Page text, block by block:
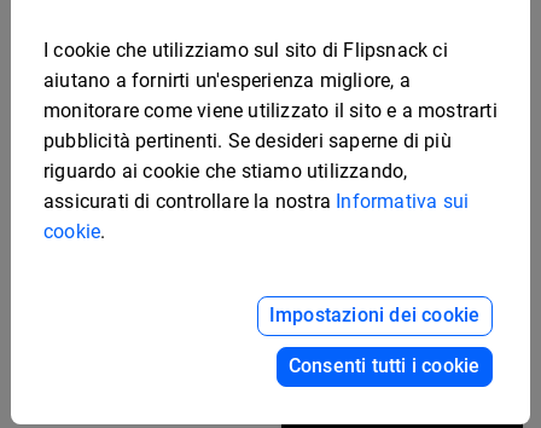
I cookie che utilizziamo sul sito di Flipsnack ci
aiutano a fornirti un'esperienza migliore, a
monitorare come viene utilizzato il sito e a mostrarti
pubblicità pertinenti. Se desideri saperne di più
riguardo ai cookie che stiamo utilizzando,
assicurati di controllare la nostra Informativa sui
cookie.
Impostazioni dei cookie
Consenti tutti i cookie